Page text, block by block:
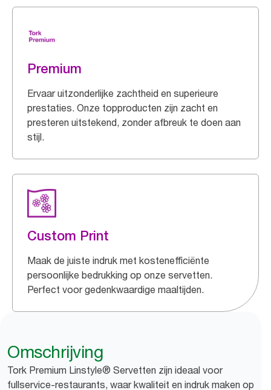
Premium
Ervaar uitzonderlijke zachtheid en superieure
prestaties. Onze topproducten zijn zacht en
presteren uitstekend, zonder afbreuk te doen aan
stijl.
Custom Print
Maak de juiste indruk met kostenefficiënte
persoonlijke bedrukking op onze servetten.
Perfect voor gedenkwaardige maaltijden.
Omschrijving
Tork Premium Linstyle® Servetten zijn ideaal voor
fullservice-restaurants, waar kwaliteit en indruk maken op